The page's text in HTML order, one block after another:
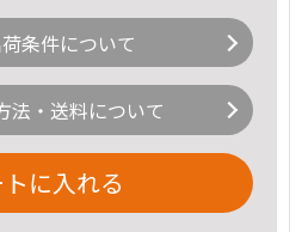
条件について
法・送料について
に入れる